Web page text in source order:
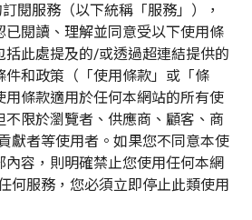
閱服務（以下統稱「服務」），
已閱讀、理解並同意受以下使用條
括此處提及的/或透過超連結提供的
件和政策（「使用條款」或「條
用條款適用於任何本網站的所有使
不限於瀏覽者、供應商、顧客、商
獻者等使用者。如果您不同意本使
內容，則明確禁止您使用任何本網
何服務，您必須立即停止此類使用